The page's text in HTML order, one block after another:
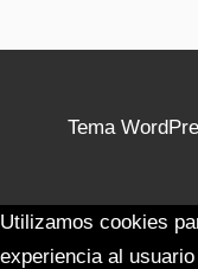
Tema
Utilizamos cookies
experiencia al